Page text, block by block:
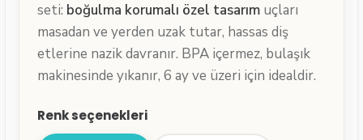
seti: boğulma korumalı özel tasarım uçları
masadan ve yerden uzak tutar, hassas diş
etlerine nazik davranır. BPA içermez, bulaşık
makinesinde yıkanır, 6 ay ve üzeri için idealdir.
Renk seçenekleri